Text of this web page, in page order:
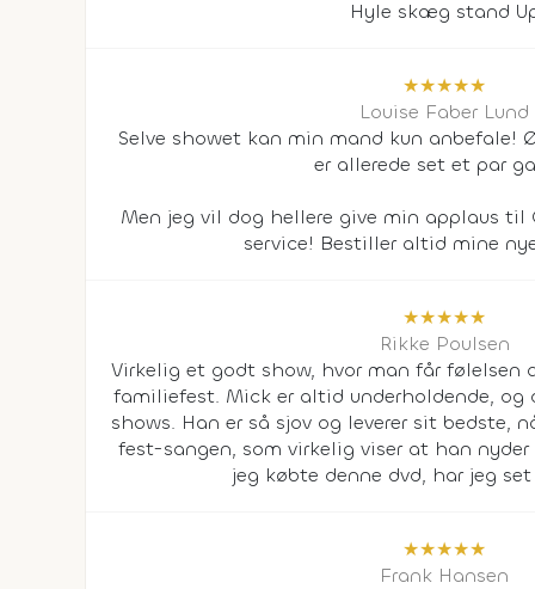
Hyle skæg stand
★★★★★
Louise Faber Lund
Selve showet kan min mand kun anbefale!
er allerede set et par
Men jeg vil dog hellere give min applaus
service! Bestiller altid mine
★★★★★
Rikke Poulsen
Virkelig et godt show, hvor man får følelsen
familiefest. Mick er altid underholdende, og
shows. Han er så sjov og leverer sit bedste,
fest-sangen, som virkelig viser at han
jeg købte denne dvd, har jeg
★★★★★
Frank Hansen